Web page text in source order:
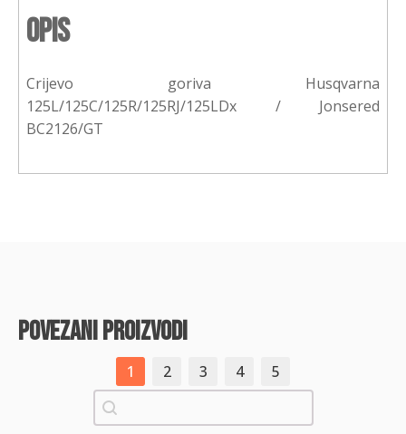
Opis
Crijevo goriva Husqvarna
125L/125C/125R/125RJ/125LDx / Jonsered
BC2126/GT
povezani proizvodi
1 2 3 4
5
Pretraži